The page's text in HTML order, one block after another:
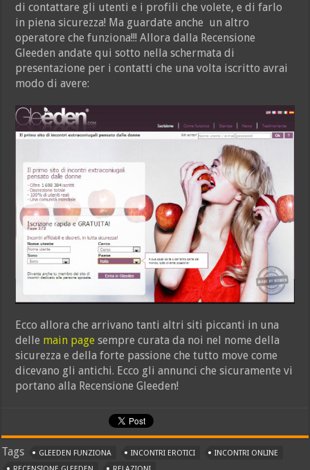
di contattare gli utenti e i profili che volete, e di farlo
in piena sicurezza! Ma guardate anche un altro
operatore che funziona!!! Allora dalla Recensione
Gleeden andate qui sotto nella schermata di
presentazione per i contatti che una volta iscritto avrai
modo di avere:
Ecco allora che arrivano tanti altri siti piccanti in una
delle main page sempre curata da noi nel nome della
sicurezza e della forte passione che tutto move come
dicevano gli antichi. Ecco gli annunci che sicuramente vi
portano alla Recensione Gleeden!
Tags GLEEDEN FUNZIONA INCONTRI EROTICI
INCONTRI ONLINE